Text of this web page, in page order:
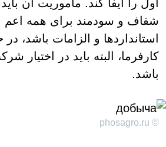
اول را ایفا کند. ماموریت آن
شفاف و سودمند برای همه اعم
استانداردها و الزامات باشد،
کارفرما، البته باید در
باشد.
© phosagro.ru